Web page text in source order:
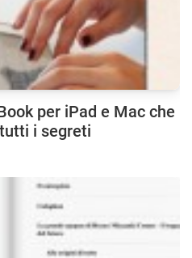
per iPad e Mac che
i segreti